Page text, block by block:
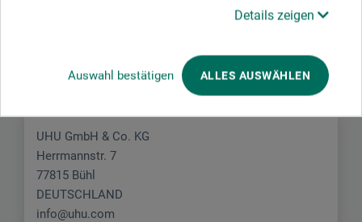
Details zeigen
Auswahl bestätigen ALLES AUSWÄHLEN
Hersteller-Kontakt
Hier finden Sie die Kontaktdaten des Herstellers zu
diesem Produkt.
UHU GmbH & Co. KG
Herrmannstr. 7
77815 Bühl
DEUTSCHLAND
info@uhu.com